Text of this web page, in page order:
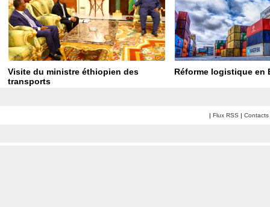
Visite du ministre éthiopien des
transports
Réforme logistique en
| Flux RSS | Contacts